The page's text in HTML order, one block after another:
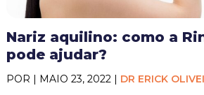
Nariz aquilino: como a
pode ajudar?
POR | MAIO 23, 2022 | DR ERICK